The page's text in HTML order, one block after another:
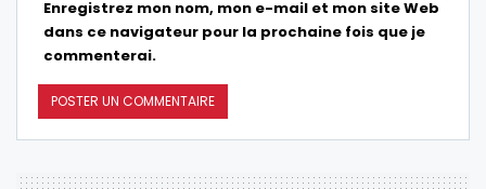
Enregistrez mon nom, mon e-mail et mon site Web
dans ce navigateur pour la prochaine fois que je
commenterai.